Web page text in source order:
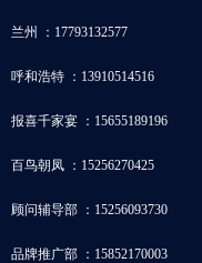
兰州 ：17793132577
呼和浩特 ：13910514516
报喜千家宴 ：15655189196
百鸟朝凤 ：15256270425
顾问辅导部 ：15256093730
品牌推广部 ：15852170003